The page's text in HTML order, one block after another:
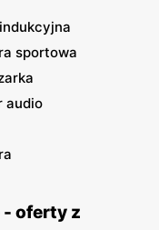
sportowa
audio
- oferty z